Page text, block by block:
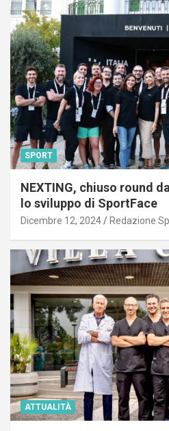
SPORT
NEXTING, chiuso round
lo sviluppo di SportFace
Dicembre 12, 2024 Redazione
ATTUALITÀ